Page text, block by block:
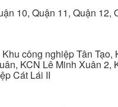
10, Quận 11, Quận
công nghiệp Tân
KCN Lê Minh Xuân 2,
Cát Lái II